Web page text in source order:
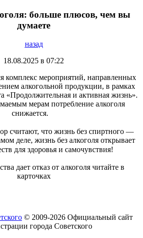
больше плюсов, чем вы
думаете
назад
18.08.2025 в 07:22
комплекс мероприятий, направленных
алкогольной продукции, в рамках
«Продолжительная и активная жизнь».
мерам потребление алкоголя
снижается. ⠀
считают, что жизнь без спиртного —
деле, жизнь без алкоголя открывает
для здоровья и самочувствия! ⠀
дает отказ от алкоголя читайте в
карточках
© 2009-2026 Официальный сайт
города Советского